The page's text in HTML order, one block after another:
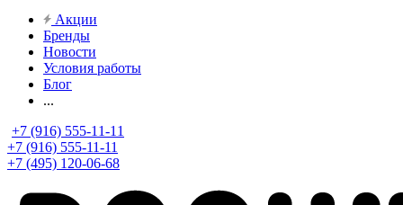
Акции
Бренды
Новости
Условия работы
Блог
...
+7 (916) 555-11-11
+7 (916) 555-11-11
+7 (495) 120-06-68